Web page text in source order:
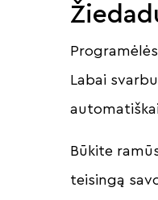
Labai
Būkite
teisingą